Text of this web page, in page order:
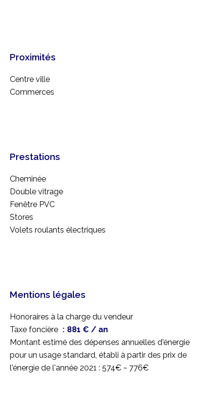
Proximités
Centre ville
Commerces
Prestations
Cheminée
Double vitrage
Fenêtre PVC
Stores
Volets roulants électriques
Mentions légales
Honoraires à la charge du vendeur
Taxe foncière
881 € / an
Montant estimé des dépenses annuelles d'énergie
pour un usage standard, établi à partir des prix de
l'énergie de l'année 2021 : 574€ ~ 776€